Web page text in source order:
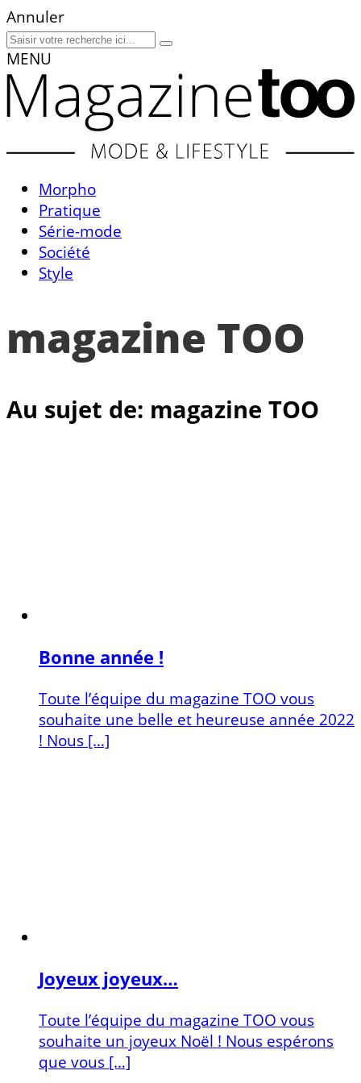
Annuler
MENU
Morpho
Pratique
Série-mode
Société
Style
magazine TOO
Au sujet de: magazine TOO
Bonne année !
Toute l’équipe du magazine TOO vous
souhaite une belle et heureuse année 2022
! Nous […]
Joyeux joyeux…
Toute l’équipe du magazine TOO vous
souhaite un joyeux Noël ! Nous espérons
que vous […]